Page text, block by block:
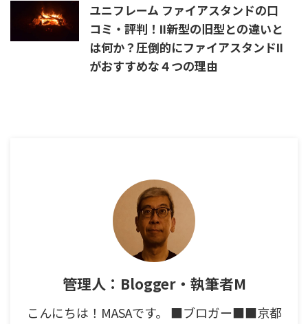
ユニフレーム ファイアスタンドの口
コミ・評判！Ⅱ新型の旧型との違いと
は何か？圧倒的にファイアスタンドⅡ
がおすすめな４つの理由
管理人：Blogger・執筆者M
こんにちは！MASAです。 ■ブロガー■■京都